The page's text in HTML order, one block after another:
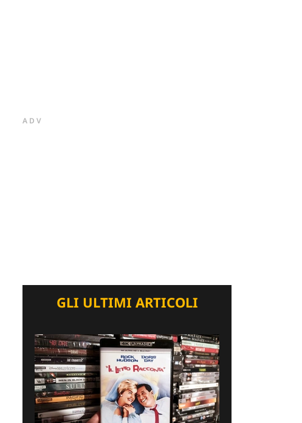
ADV
GLI ULTIMI ARTICOLI